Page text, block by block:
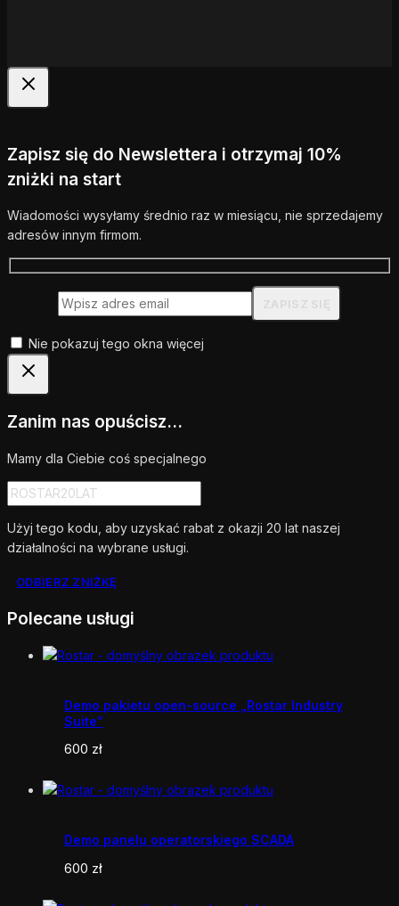
Zapisz się do Newslettera i otrzymaj 10%
zniżki na start
Wiadomości wysyłamy średnio raz w miesiącu, nie sprzedajemy
adresów innym firmom.
Nie pokazuj tego okna więcej
Zanim nas opuścisz...
Mamy dla Ciebie coś specjalnego
Użyj tego kodu, aby uzyskać rabat z okazji 20 lat naszej
działalności na wybrane usługi.
ODBIERZ ZNIŻKĘ
Polecane usługi
Demo pakietu open-source „Rostar Industry
Suite”
600 zł
Demo panelu operatorskiego SCADA
600 zł